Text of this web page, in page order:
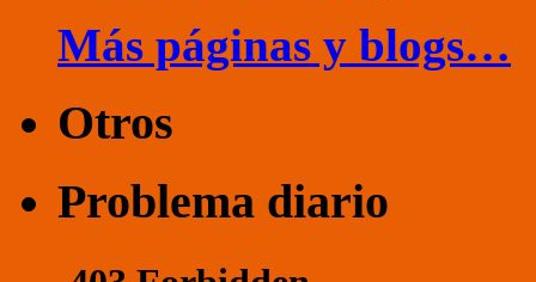
Más páginas y blogs…
Otros
Problema diario